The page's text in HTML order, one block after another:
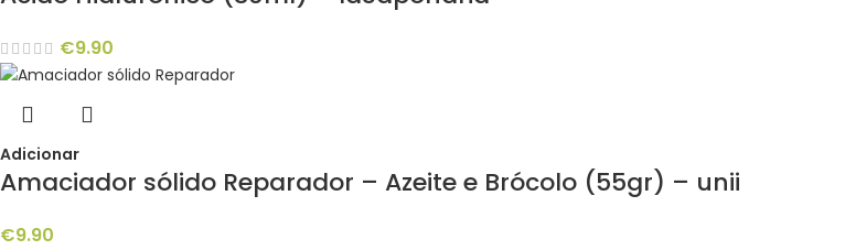
€9.90
Adicionar
Amaciador sólido Reparador – Azeite e Brócolo (55gr) – unii
€9.90